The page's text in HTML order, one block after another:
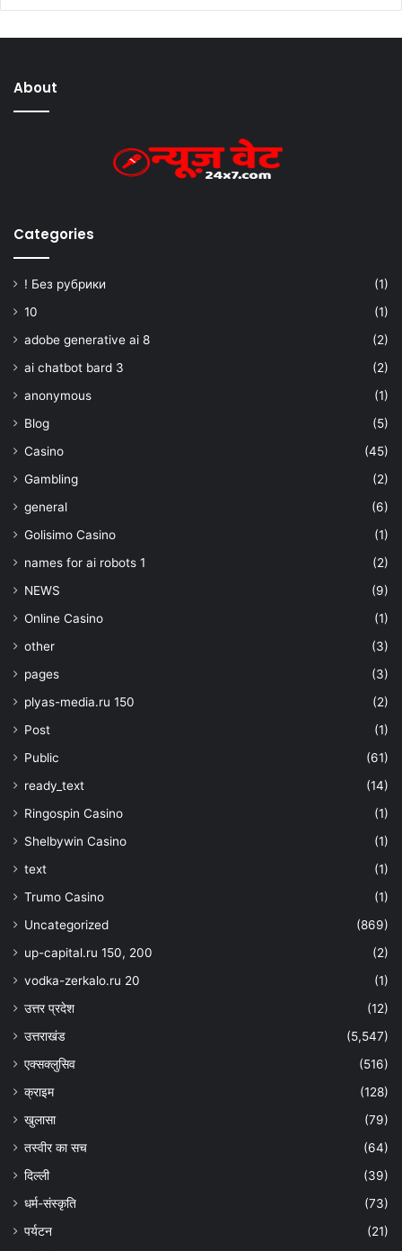
About
Categories
! Без рубрики
(1)
10
(1)
adobe generative ai 8
(2)
ai chatbot bard 3
(2)
anonymous
(1)
Blog
(5)
Casino
(45)
Gambling
(2)
general
(6)
Golisimo Casino
(1)
names for ai robots 1
(2)
NEWS
(9)
Online Casino
(1)
other
(3)
pages
(3)
plyas-media.ru 150
(2)
Post
(1)
Public
(61)
ready_text
(14)
Ringospin Casino
(1)
Shelbywin Casino
(1)
text
(1)
Trumo Casino
(1)
Uncategorized
(869)
up-capital.ru 150, 200
(2)
vodka-zerkalo.ru 20
(1)
उत्तर प्रदेश
(12)
उत्तराखंड
(5,547)
एक्सक्लुसिव
(516)
क्राइम
(128)
खुलासा
(79)
तस्वीर का सच
(64)
दिल्ली
(39)
धर्म-संस्कृति
(73)
पर्यटन
(21)